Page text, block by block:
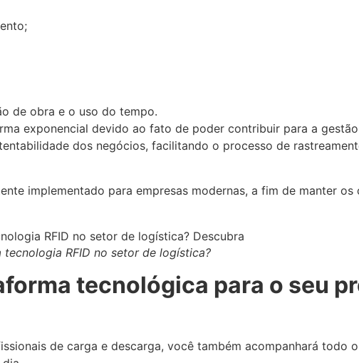
de obra e o uso do tempo.
exponencial devido ao fato de poder contribuir para a
dos negócios, facilitando o processo de
implementado para empresas modernas, a fim de manter os
RFID no setor de logística?
tecnológica para o seu
de carga e descarga, você também acompanhará todo